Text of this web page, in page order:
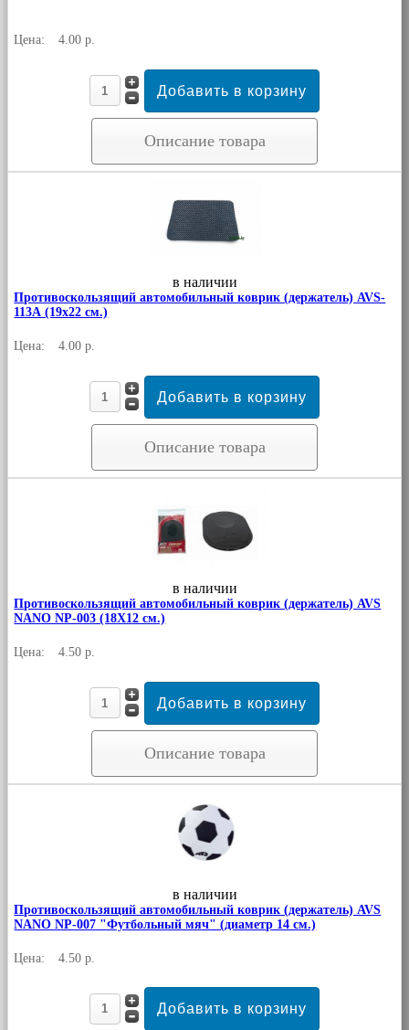
Цена: 4.00 р.
Описание товара
в наличии
Противоскользящий автомобильный коврик (держатель) AVS-
113А (19х22 см.)
Цена: 4.00 р.
Описание товара
в наличии
Противоскользящий автомобильный коврик (держатель) AVS
NANO NP-003 (18X12 см.)
Цена: 4.50 р.
Описание товара
в наличии
Противоскользящий автомобильный коврик (держатель) AVS
NANO NP-007 "Футбольный мяч" (диаметр 14 см.)
Цена: 4.50 р.